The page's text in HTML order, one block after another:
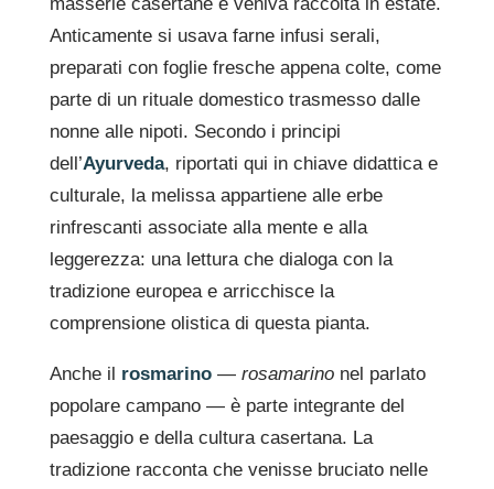
Anticamente si usava farne infusi serali,
preparati con foglie fresche appena colte, come
parte di un rituale domestico trasmesso dalle
nonne alle nipoti. Secondo i principi
dell’Ayurveda, riportati qui in chiave didattica e
culturale, la melissa appartiene alle erbe
rinfrescanti associate alla mente e alla
leggerezza: una lettura che dialoga con la
tradizione europea e arricchisce la
comprensione olistica di questa pianta.
Anche il rosmarino — rosamarino nel parlato
popolare campano — è parte integrante del
paesaggio e della cultura casertana. La
tradizione racconta che venisse bruciato nelle